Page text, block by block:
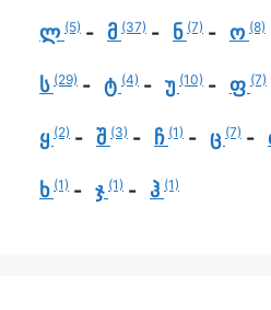
ლ (5) მ (37) ნ (7) ო (8)
ს (29) ტ (4) უ (10) ფ (7)
ყ (2) შ (3) ჩ (1) ც (7)
ხ (1) ჯ (1) ჰ (1)